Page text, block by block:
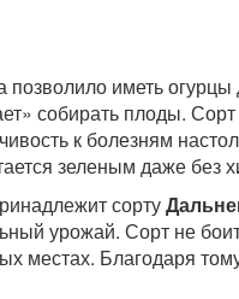
позволило иметь
собирать плоды.
к болезням
зеленым даже без
сорту
урожай. Сорт не
местах. Благодаря